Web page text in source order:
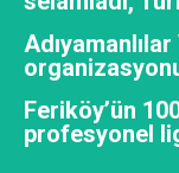
Feriköy’ün
profesyonel